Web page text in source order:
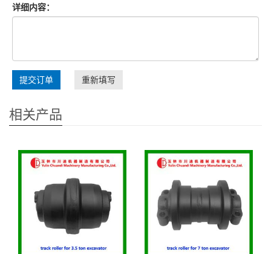
详细内容：
提交订单 重新填写
相关产品